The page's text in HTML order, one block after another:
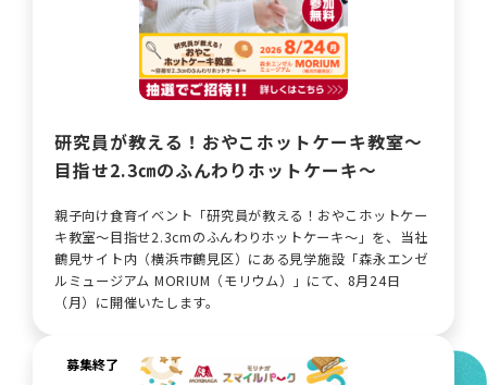
研究員が教える！おやこホットケーキ教室～
目指せ2.3㎝のふんわりホットケーキ～
親子向け食育イベント「研究員が教える！おやこホットケー
キ教室～目指せ2.3cmのふんわりホットケーキ～」を、当社
鶴見サイト内（横浜市鶴見区）にある見学施設「森永エンゼ
ルミュージアム MORIUM（モリウム）」にて、8月24日
（月）に開催いたします。
募集終了